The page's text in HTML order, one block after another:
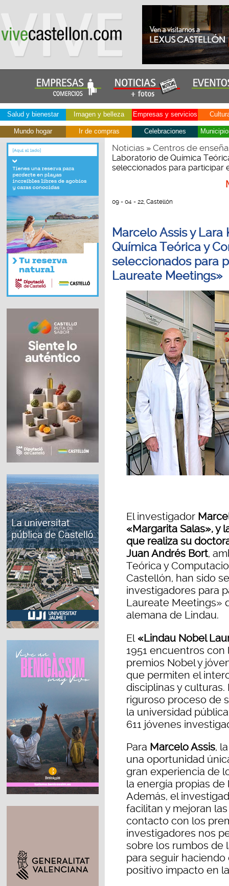
Salud y bienestar Imagen y belleza Empresas y servicios
Mundo hogar Ir de compras Celebraciones
Noticias» Centros de
Laboratorio de Química
seleccionados para participar
09 - 04 - 22, Castellón
Marcelo Assis y
Química Teórica y
seleccionados para
Laureate Meetings»
El investigador
«Margarita Salas», y
que realiza su
Juan Andrés Bort,
Teórica y
Castellón, han sido
investigadores para
Laureate Meetings»
alemana de Lindau.
El «Lindau Nobel
1951 encuentros
premios Nobel y
que permiten el
disciplinas y
riguroso proceso de
la universidad
611 jóvenes
Para Marcelo Assis,
una oportunidad
gran experiencia de
la energía propias
Además, el
facilitan y mejoran
contacto con los
investigadores nos
sobre los rumbos de
para seguir
positivo impacto en